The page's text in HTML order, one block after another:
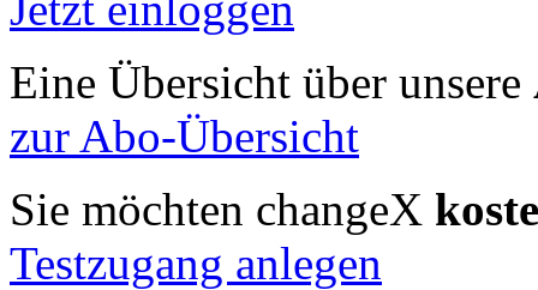
Eine Übersicht über unsere
zur Abo-Übersicht
Sie möchten changeX
Testzugang anlegen